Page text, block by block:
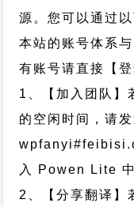
源。您可以通过以
本站的账号体系
有账号请直接【
1、【加入团队】
的空闲时间，请发
入 Powen Lite 中
2、【分享翻译】